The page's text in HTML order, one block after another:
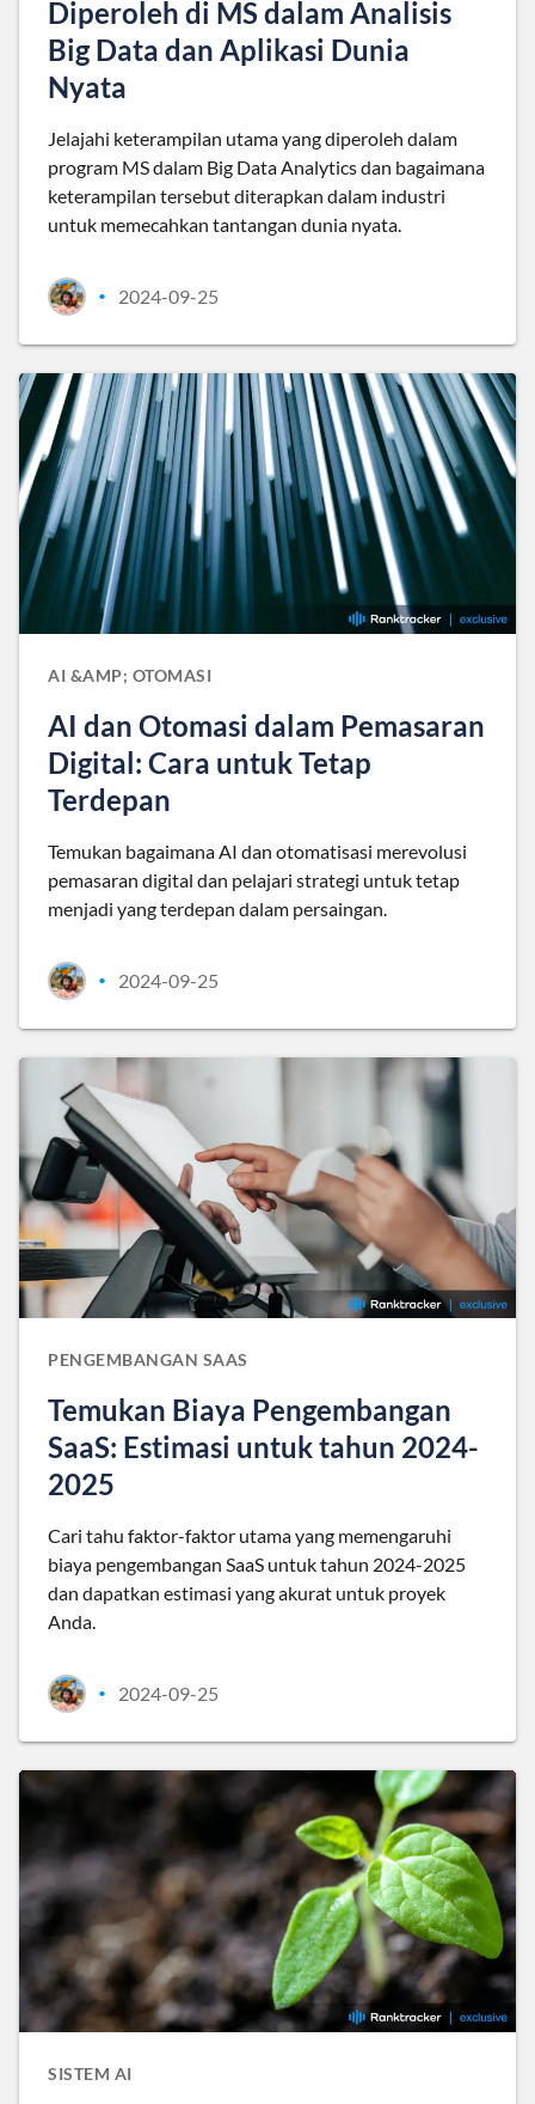
Diperoleh di MS dalam Analisis
Big Data dan Aplikasi Dunia
Nyata
Jelajahi keterampilan utama yang diperoleh dalam
program MS dalam Big Data Analytics dan bagaimana
keterampilan tersebut diterapkan dalam industri
untuk memecahkan tantangan dunia nyata.
• 2024-09-25
AI &AMP; OTOMASI
AI dan Otomasi dalam Pemasaran
Digital: Cara untuk Tetap
Terdepan
Temukan bagaimana AI dan otomatisasi merevolusi
pemasaran digital dan pelajari strategi untuk tetap
menjadi yang terdepan dalam persaingan.
• 2024-09-25
PENGEMBANGAN SAAS
Temukan Biaya Pengembangan
SaaS: Estimasi untuk tahun 2024-
2025
Cari tahu faktor-faktor utama yang memengaruhi
biaya pengembangan SaaS untuk tahun 2024-2025
dan dapatkan estimasi yang akurat untuk proyek
Anda.
• 2024-09-25
SISTEM AI